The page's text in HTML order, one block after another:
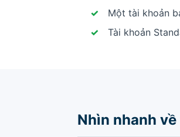
Một tài khoản
Tài khoản
Nhìn nhanh về